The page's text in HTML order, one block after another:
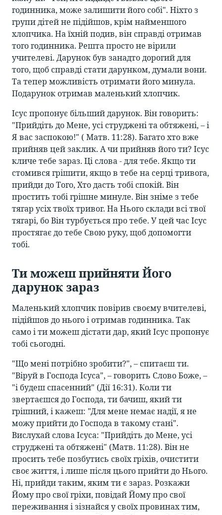
годинника, може залишити його собі". Ніхто з
групи дітей не підійшов, крім найменшого
хлопчика. На їхній подив, він справді отримав
того годинника. Решта просто не вірили
учителеві. Дарунок був занадто дорогий для
того, щоб справді стати дарунком, думали вони.
Та тепер можливість отримати його минула.
Подарунок отримав маленький хлопчик.
Ісус пропонує більший дарунок. Він говорить:
"Прийдіть до Мене, усі струджені та обтяжені, – і
Я вас заспокою!" ( Матв. 11:28). Багато хто вже
прийняв цей заклик. А чи прийняв його ти? Ісус
кличе тебе зараз. Ці слова - для тебе. Якщо ти
стомився грішити, якщо в тебе на серці тривога,
прийди до Того, Хто дасть тобі спокій. Він
простить тобі грішне минуле. Він зніме з тебе
тягар усіх твоїх тривог. На Нього склади всі твої
тягарі, бо Він турбується про тебе. У цей час Ісус
простягає до тебе Свою руку, щоб допомогти
тобі.
Ти можеш прийняти Його
дарунок зараз
Маленький хлопчик повірив своєму вчителеві,
підійшов до нього і отримав годинника. Так
само і ти можеш дістати дар, який Ісус пропонує
тобі сьогодні.
"Що мені потрібно зробити?", – спитаєш ти.
"Віруй в Господа Ісуса", – говорить Слово Боже, –
"і будеш спасенний" (Дії 16:31). Коли ти
звертаєшся до Господа, ти бачиш, який ти
грішний, і кажеш: "Для мене немає надії, я не
можу прийти до Господа в такому стані".
Вислухай слова Ісуса: "Прийдіть до Мене, усі
струджені та обтяжені" (Матв. 11:28). Він не
просить тебе позбутись своїх гріхів, очистити
своє життя, і лише після цього прийти до Нього.
Ні, прийди таким, яким ти є зараз. Розкажи
Йому про свої гріхи, повідай Йому про свої
переживання і зізнайся у своїх провинах тим,